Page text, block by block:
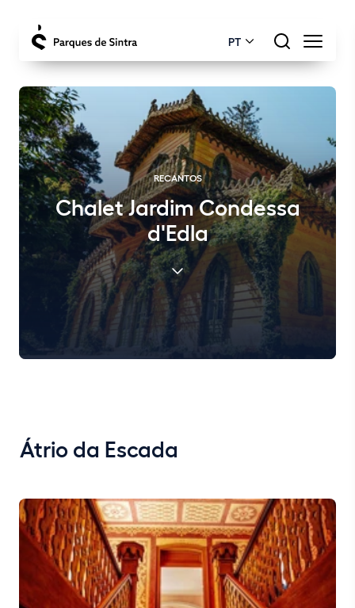
PT
RECANTOS
Chalet Jardim Condessa
d'Edla
Átrio da Escada